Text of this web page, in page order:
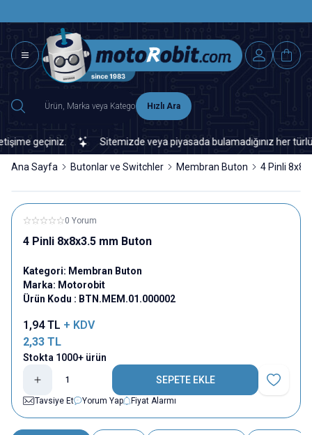
Hızlı Ara
geçiniz. Sitemizde veya piyasada bulamadığınız her türlü
Ana Sayfa Butonlar ve Switchler Membran Buton 4 Pinli
0 Yorum
4 Pinli 8x8x3.5 mm Buton
Kategori: Membran Buton
Marka: Motorobit
Ürün Kodu : BTN.MEM.01.000002
1,94TL + KDV
2,33 TL
Stokta 1000+ ürün
SEPETE EKLE
Favoriye
Tavsiye Et
Yorum Yap Fiyat Alarmı